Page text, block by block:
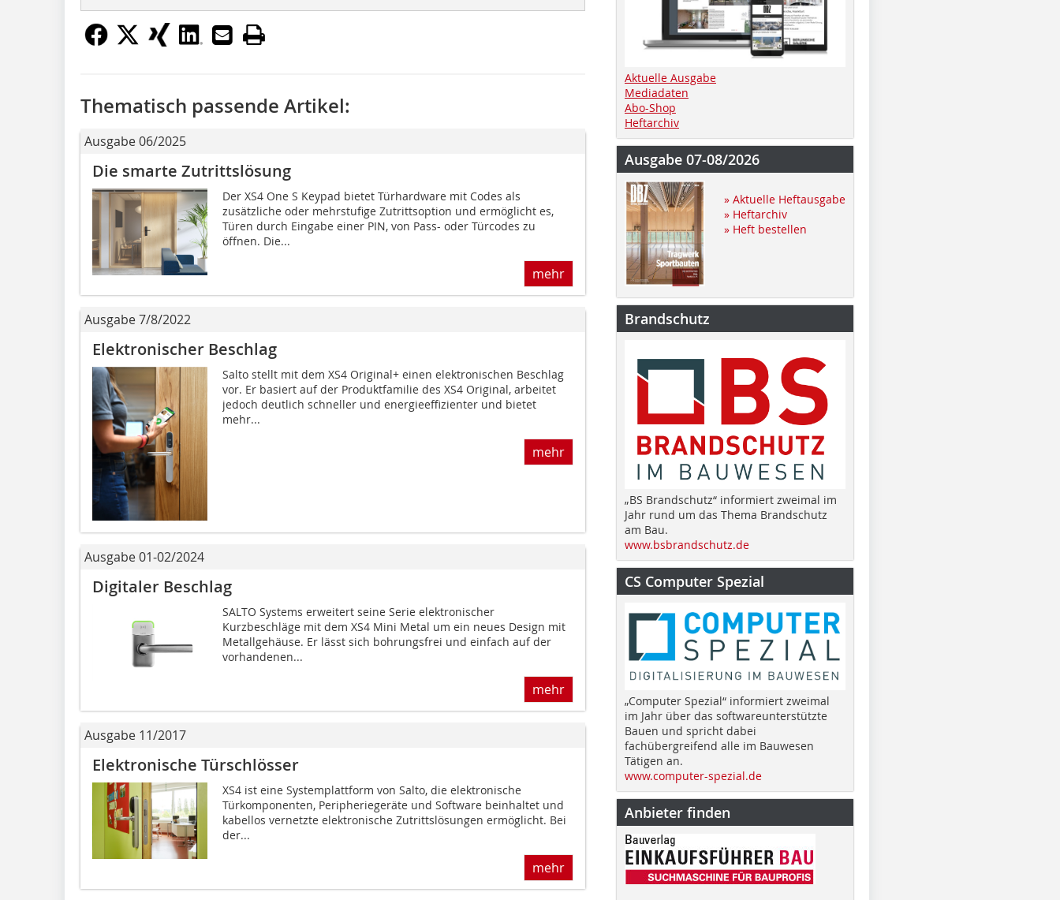
Thematisch passende Artikel:
Ausgabe 06/2025
Die smarte Zutrittslösung
Der XS4 One S Keypad bietet Türhardware mit Codes als
zusätzliche oder mehrstufige Zutrittsoption und ermöglicht es,
Türen durch Eingabe einer PIN, von Pass- oder Türcodes zu
öffnen. Die...
mehr
Ausgabe 7/8/2022
Elektronischer Beschlag
Salto stellt mit dem XS4 Original+ einen elektronischen Beschlag
vor. Er basiert auf der Produktfamilie des XS4 Original, arbeitet
jedoch deutlich schneller und energieeffizienter und bietet
mehr...
mehr
Ausgabe 01-02/2024
Digitaler Beschlag
SALTO Systems erweitert seine Serie elektronischer
Kurzbeschläge mit dem XS4 Mini Metal um ein neues Design mit
Metallgehäuse. Er lässt sich bohrungsfrei und einfach auf der
vorhandenen...
mehr
Ausgabe 11/2017
Elektronische Türschlösser
XS4 ist eine Systemplattform von Salto, die elektronische
Türkomponenten, Peripheriegeräte und Software beinhaltet und
kabellos vernetzte elektronische Zutrittslösungen ermöglicht. Bei
der...
mehr
Aktuelle Ausgabe
Mediadaten
Abo-Shop
Heftarchiv
Ausgabe 07-08/2026
» Aktuelle Heftausgabe
» Heftarchiv
» Heft bestellen
Brandschutz
„BS Brandschutz“ informiert zweimal im
Jahr rund um das Thema Brandschutz
am Bau.
www.bsbrandschutz.de
CS Computer Spezial
„Computer Spezial“ informiert zweimal
im Jahr über das softwareunterstützte
Bauen und spricht dabei
fachübergreifend alle im Bauwesen
Tätigen an.
www.computer-spezial.de
Anbieter finden